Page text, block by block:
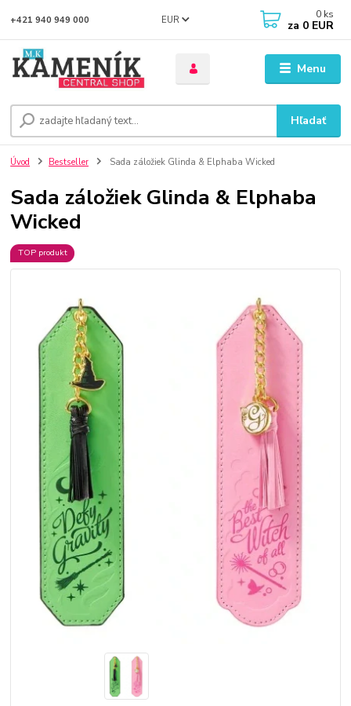
Menu
EUR
Hľadať
+421 940 949 000 0 ks
za 0 EUR
Úvod Bestseller Sada záložiek Glinda & Elphaba Wicked
Sada záložiek Glinda & Elphaba
Wicked
TOP produkt